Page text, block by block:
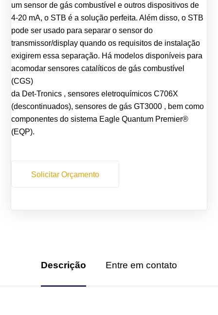
um sensor de gás combustível e outros dispositivos de
4-20 mA, o STB é a solução perfeita. Além disso, o STB
pode ser usado para separar o sensor do
transmissor/display quando os requisitos de instalação
exigirem essa separação. Há modelos disponíveis para
acomodar sensores catalíticos de gás combustível
(CGS)
da Det-Tronics , sensores eletroquímicos C706X
(descontinuados), sensores de gás GT3000 , bem como
componentes do sistema Eagle Quantum Premier®
(EQP).
Solicitar Orçamento
Descrição Entre em contato